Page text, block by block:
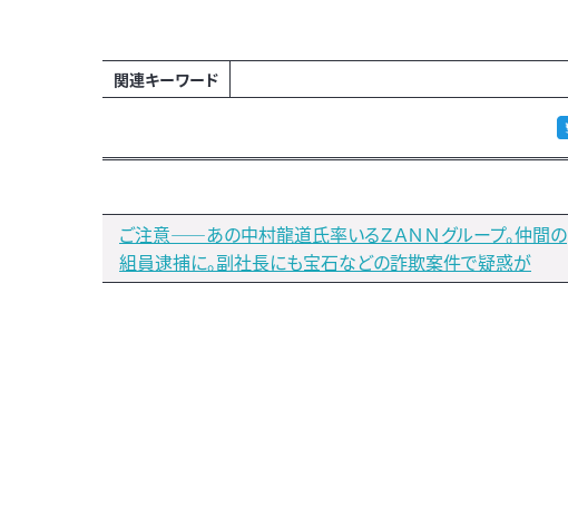
関連キーワード
ご注意――あの中村龍道氏率いるＺＡＮＮグループ。仲間の
組員逮捕に。副社長にも宝石などの詐欺案件で疑惑が